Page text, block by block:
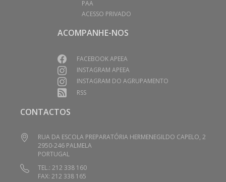
PAA
ACESSO PRIVADO
ACOMPANHE-NOS
FACEBOOK APEEA
INSTAGRAM APEEA
INSTAGRAM DO AGRUPAMENTO
RSS
CONTACTOS
RUA DA ESCOLA PREPARATÓRIA HERMENEGILDO CAPELO, 2
2950-246 PALMELA
PORTUGAL
TEL.: 212 338 160
FAX: 212 338 165